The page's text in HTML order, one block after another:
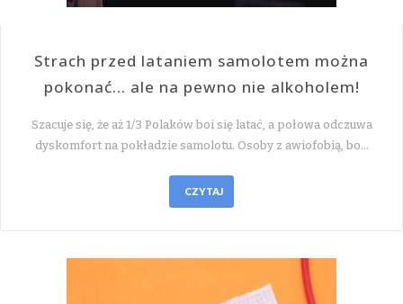
Strach przed lataniem samolotem można
pokonać… ale na pewno nie alkoholem!
Szacuje się, że aż 1/3 Polaków boi się latać, a połowa odczuwa
dyskomfort na pokładzie samolotu. Osoby z awiofobią, bo…
CZYTAJ